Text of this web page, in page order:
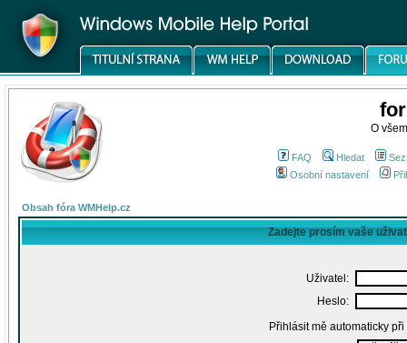
O
FAQ Hledat
Osobní nastavení
Obsah fóra WMHelp.cz
Zadejte prosím vaše
Uživatel:
Heslo:
Přihlásit mě automaticky